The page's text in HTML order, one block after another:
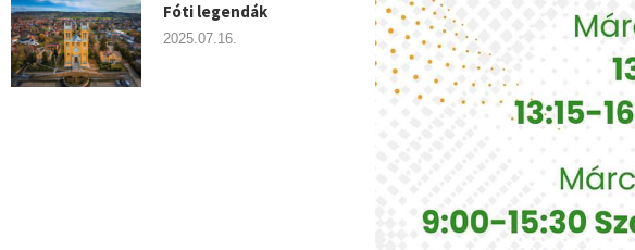
Fóti legendák
2025.07.16.